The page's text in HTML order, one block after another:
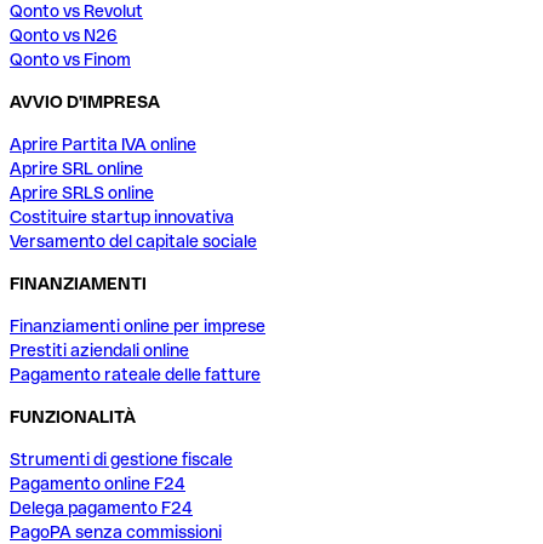
Qonto vs Revolut
Qonto vs N26
Qonto vs Finom
AVVIO D'IMPRESA
Aprire Partita IVA online
Aprire SRL online
Aprire SRLS online
Costituire startup innovativa
Versamento del capitale sociale
FINANZIAMENTI
Finanziamenti online per imprese
Prestiti aziendali online
Pagamento rateale delle fatture
FUNZIONALITÀ
Strumenti di gestione fiscale
Pagamento online F24
Delega pagamento F24
PagoPA senza commissioni